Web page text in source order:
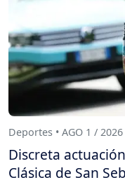
Deportes • AGO 1 / 2026
Discreta
Clásica de San